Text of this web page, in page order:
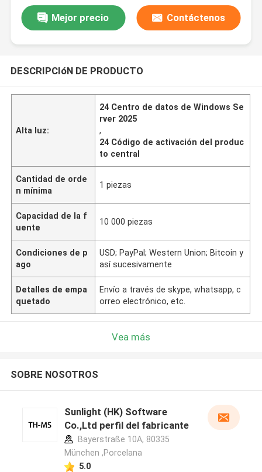
Mejor precio Contáctenos
DESCRIPCIóN DE PRODUCTO
Alta luz:
24 Centro de datos de Windows Se
rver 2025
,
24 Código de activación del produc
to central
Cantidad de orde
n mínima
1 piezas
Capacidad de la f
uente
10 000 piezas
Condiciones de p
ago
USD; PayPal; Western Union; Bitcoin y
así sucesivamente
Detalles de empa
quetado
Envío a través de skype, whatsapp, c
orreo electrónico, etc.
Vea más
SOBRE NOSOTROS
Sunlight (HK) Software
Co.,Ltd perfil del fabricante
Bayerstraße 10A, 80335
München ,Porcelana
5.0